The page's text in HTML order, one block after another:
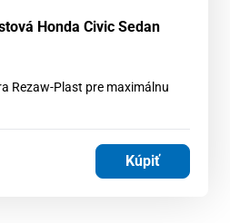
Honda Civic Sedan
Rezaw-Plast pre maximálnu
Kúpiť